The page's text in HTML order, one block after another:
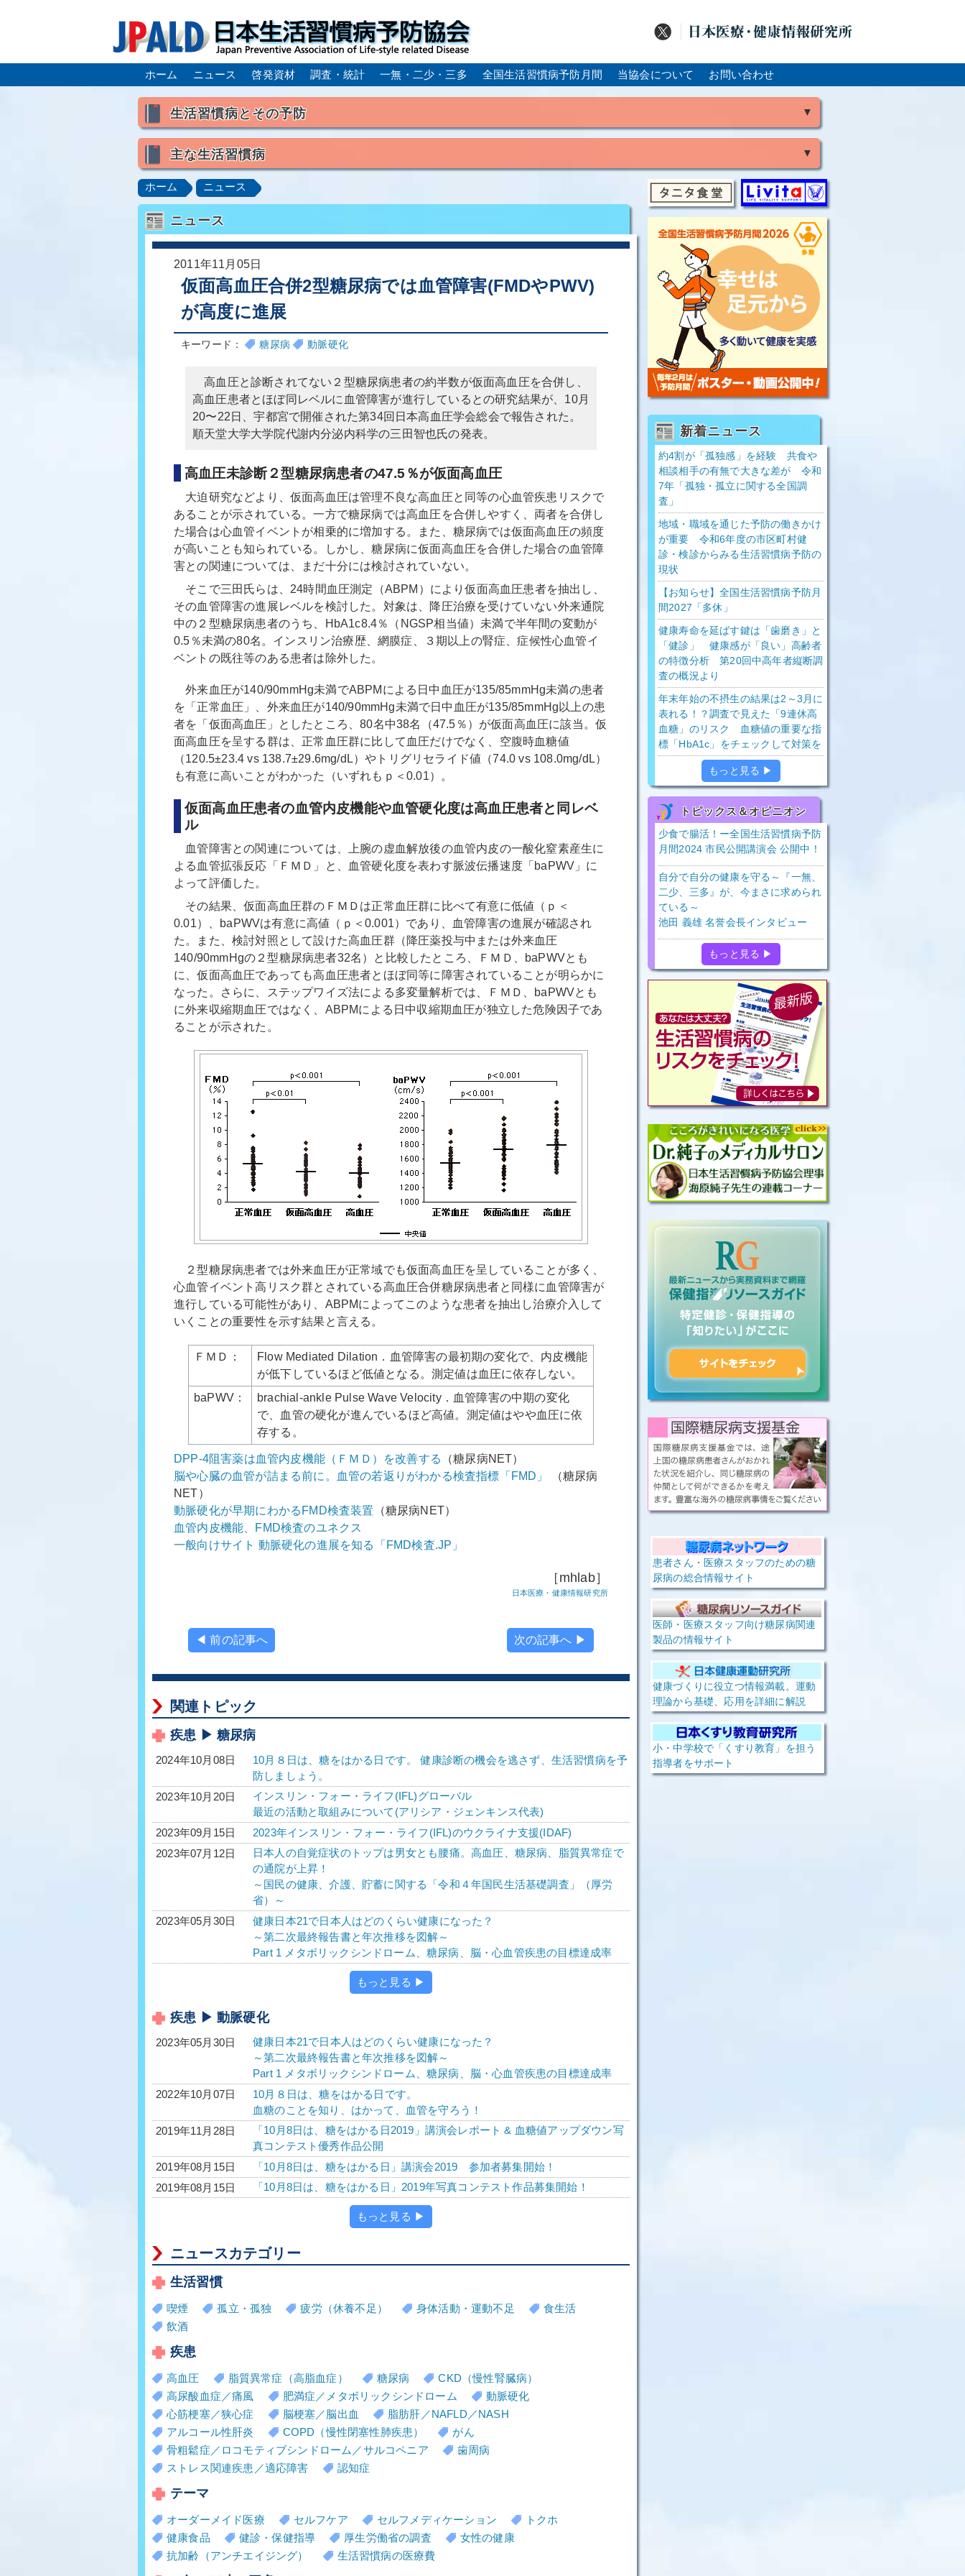
ホーム ニュース 啓発資材 調査・統計 一無・二少・三多 全国生活習慣病予防月間 当協会について お問い合わせ
▼
生活習慣病とその予防
喫煙
食生活
▼
主な生活習慣病
高血圧 脂質異常症（高脂血症）
高尿酸血症／痛風
肥満症／メタボリックシンドローム
動脈硬化 心筋梗塞 狭心症 脳梗塞
脳出血
脂肪肝／NAFLD／NASH
大腸がん
骨粗鬆症
ロコモティブシンドローム／サルコペニア／フレイル
歯周病
ホーム ニュース
ニュース
2011年11月05日
仮面高血圧合併2型糖尿病では血管障害(FMDやPWV)
が高度に進展
キーワード： 糖尿病 動脈硬化
高血圧と診断されてない２型糖尿病患者の約半数が仮面高血圧を合併し、
高血圧患者とほぼ同レベルに血管障害が進行しているとの研究結果が、10月
20〜22日、宇都宮で開催された第34回日本高血圧学会総会で報告された。
順天堂大学大学院代謝内分泌内科学の三田智也氏の発表。
高血圧未診断２型糖尿病患者の47.5％が仮面高血圧
大迫研究などより、仮面高血圧は管理不良な高血圧と同等の心血管疾患リスクで
あることが示されている。一方で糖尿病では高血圧を合併しやすく、両者を合併し
た場合は心血管イベントが相乗的に増加する。また、糖尿病では仮面高血圧の頻度
が高いことも知られている。しかし、糖尿病に仮面高血圧を合併した場合の血管障
害との関連については、まだ十分には検討されていない。
そこで三田氏らは、24時間血圧測定（ABPM）により仮面高血圧患者を抽出し、
その血管障害の進展レベルを検討した。対象は、降圧治療を受けていない外来通院
中の２型糖尿病患者のうち、HbA1c8.4％（NGSP相当値）未満で半年間の変動が
0.5％未満の80名。インスリン治療歴、網膜症、３期以上の腎症、症候性心血管イ
ベントの既往等のある患者は除外した。
外来血圧が140/90mmHg未満でABPMによる日中血圧が135/85mmHg未満の患者
を「正常血圧」、外来血圧が140/90mmHg未満で日中血圧が135/85mmHg以上の患
者を「仮面高血圧」としたところ、80名中38名（47.5％）が仮面高血圧に該当。仮
面高血圧を呈する群は、正常血圧群に比して血圧だけでなく、空腹時血糖値
（120.5±23.4 vs 138.7±29.6mg/dL）やトリグリセライド値（74.0 vs 108.0mg/dL）
も有意に高いことがわかった（いずれもｐ＜0.01）。
仮面高血圧患者の血管内皮機能や血管硬化度は高血圧患者と同レベ
ル
血管障害との関連については、上腕の虚血解放後の血管内皮の一酸化窒素産生に
よる血管拡張反応「ＦＭＤ」と、血管硬化度を表わす脈波伝播速度「baPWV」に
よって評価した。
その結果、仮面高血圧群のＦＭＤは正常血圧群に比べて有意に低値（ｐ＜
0.01）、baPWVは有意に高値（ｐ＜0.001）であり、血管障害の進展が確認され
た。また、検討対照として設けた高血圧群（降圧薬投与中または外来血圧
140/90mmHgの２型糖尿病患者32名）と比較したところ、ＦＭＤ、baPWVとも
に、仮面高血圧であっても高血圧患者とほぼ同等に障害されていることが明らかに
なった。さらに、ステップワイズ法による多変量解析では、ＦＭＤ、baPWVとも
に外来収縮期血圧ではなく、ABPMによる日中収縮期血圧が独立した危険因子であ
ることが示された。
２型糖尿病患者では外来血圧が正常域でも仮面高血圧を呈していることが多く、
心血管イベント高リスク群とされている高血圧合併糖尿病患者と同様に血管障害が
進行している可能性があり、ABPMによってこのような患者を抽出し治療介入して
いくことの重要性を示す結果と言える。
ＦＭＤ：
Flow Mediated Dilation．血管障害の最初期の変化で、内皮機能
が低下しているほど低値となる。測定値は血圧に依存しない。
baPWV：
brachial-ankle Pulse Wave Velocity．血管障害の中期の変化
で、血管の硬化が進んでいるほど高値。測定値はやや血圧に依
存する。
DPP-4阻害薬は血管内皮機能（ＦＭＤ）を改善する
（糖尿病NET）
脳や心臓の血管が詰まる前に。血管の若返りがわかる検査指標「FMD」
（糖尿病
NET）
動脈硬化が早期にわかるFMD検査装置 （糖尿病NET）
血管内皮機能、FMD検査のユネクス
一般向けサイト 動脈硬化の進展を知る「FMD検査.JP」
［mhlab］
日本医療・健康情報研究所
◀ 前の記事へ 次の記事へ ▶
関連トピック
疾患 ▶ 糖尿病
2024年10月08日
10月８日は、糖をはかる日です。 健康診断の機会を逃さず、生活習慣病を予
防しましょう。
2023年10月20日
インスリン・フォー・ライフ(IFL)グローバル
最近の活動と取組みについて(アリシア・ジェンキンス代表)
2023年09月15日
2023年インスリン・フォー・ライフ(IFL)のウクライナ支援(IDAF)
2023年07月12日
日本人の自覚症状のトップは男女とも腰痛。高血圧、糖尿病、脂質異常症で
の通院が上昇！
～国民の健康、介護、貯蓄に関する「令和４年国民生活基礎調査」（厚労
省）～
2023年05月30日
健康日本21で日本人はどのくらい健康になった？
～第二次最終報告書と年次推移を図解～
Part 1 メタボリックシンドローム、糖尿病、脳・心血管疾患の目標達成率
もっと見る ▶
疾患 ▶ 動脈硬化
2023年05月30日
健康日本21で日本人はどのくらい健康になった？
～第二次最終報告書と年次推移を図解～
Part 1 メタボリックシンドローム、糖尿病、脳・心血管疾患の目標達成率
2022年10月07日
10月８日は、糖をはかる日です。
血糖のことを知り、はかって、血管を守ろう！
2019年11月28日
「10月8日は、糖をはかる日2019」講演会レポート & 血糖値アップダウン写
真コンテスト優秀作品公開
2019年08月15日
「10月8日は、糖をはかる日」講演会2019 参加者募集開始！
2019年08月15日
「10月8日は、糖をはかる日」2019年写真コンテスト作品募集開始！
もっと見る ▶
ニュースカテゴリー
生活習慣
喫煙 孤立・孤独 疲労（休養不足） 身体活動・運動不足
食生活
飲酒
疾患
高血圧 脂質異常症（高脂血症） 糖尿病
CKD（慢性腎臓病）
高尿酸血症／痛風
肥満症／メタボリックシンドローム
動脈硬化
心筋梗塞／狭心症
脳梗塞／脳出血
脂肪肝／NAFLD／NASH
アルコール性肝炎
COPD（慢性閉塞性肺疾患）
がん
骨粗鬆症／ロコモティブシンドローム／サルコペニア
歯周病
ストレス関連疾患／適応障害
認知症
テーマ
オーダーメイド医療 セルフケア セルフメディケーション
トクホ
健康食品
健診・保健指導 厚生労働省の調査
女性の健康
抗加齢（アンチエイジング）
生活習慣病の医療費
新着ニュース
約4割が「孤独感」を経験 共食や
相談相手の有無で大きな差が 令和
7年「孤独・孤立に関する全国調
査」
地域・職域を通じた予防の働きかけ
が重要 令和6年度の市区町村健
診・検診からみる生活習慣病予防の
現状
【お知らせ】全国生活習慣病予防月
間2027「多休」
健康寿命を延ばす鍵は「歯磨き」と
「健診」 健康感が「良い」高齢者
の特徴分析 第20回中高年者縦断調
査の概況より
年末年始の不摂生の結果は2～3月に
表れる！？調査で見えた「9連休高
血糖」のリスク 血糖値の重要な指
標「HbA1c」をチェックして対策を
もっと見る ▶
トピックス＆オピニオン
少食で腸活！ー全国生活習慣病予防
月間2024 市民公開講演会 公開中！
自分で自分の健康を守る～『一無、
二少、三多』が、今まさに求められ
ている～
池田 義雄 名誉会長インタビュー
もっと見る ▶
患者さん・医療スタッフのための糖
尿病の総合情報サイト
医師・医療スタッフ向け糖尿病関連
製品の情報サイト
健康づくりに役立つ情報満載。運動
理論から基礎、応用を詳細に解説
小・中学校で「くすり教育」を担う
指導者をサポート